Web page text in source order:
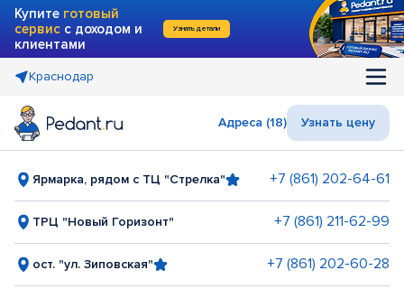
Купите готовый
сервис с доходом и
клиентами
Узнать детали
Краснодар
Адреса (18) Узнать цену
Ярмарка, рядом с ТЦ "Стрелка" +7 (861) 202-64-61
ТРЦ "Новый Горизонт" +7 (861) 211-62-99
ост. "ул. Зиповская" +7 (861) 202-60-28